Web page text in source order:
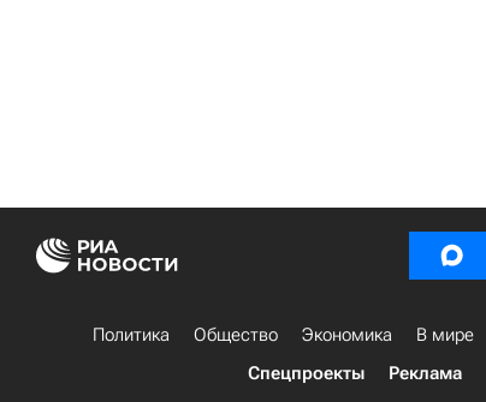
Политика Общество Экономика В мире
Спецпроекты
Реклама